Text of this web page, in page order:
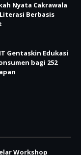
Nyata Cakrawala
Berbasis
Gentaskin Edukasi
bagi 252
Workshop